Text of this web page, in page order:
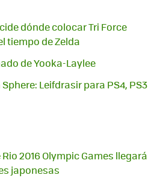
dónde colocar Tri Force
tiempo de Zelda
de Yooka-Laylee
Leifdrasir para PS4, PS3
2016 Olympic Games llegará
japonesas